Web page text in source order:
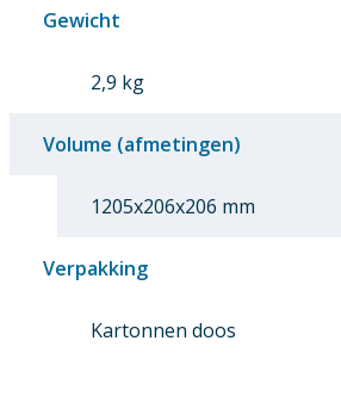
Gewicht
2,9 kg
Volume (afmetingen)
1205x206x206 mm
Verpakking
Kartonnen doos